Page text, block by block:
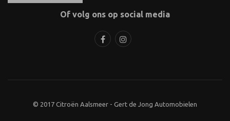
Of volg ons op social media
© 2017 Citroën Aalsmeer - Gert de Jong Automobielen